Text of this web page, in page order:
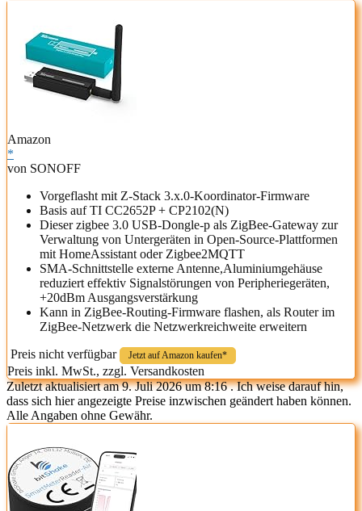
Amazon
*
von SONOFF
Vorgeflasht mit Z-Stack 3.x.0-Koordinator-Firmware
Basis auf TI CC2652P + CP2102(N)
Dieser zigbee 3.0 USB-Dongle-p als ZigBee-Gateway zur
Verwaltung von Untergeräten in Open-Source-Plattformen
mit HomeAssistant oder Zigbee2MQTT
SMA-Schnittstelle externe Antenne,Aluminiumgehäuse
reduziert effektiv Signalstörungen von Peripheriegeräten,
+20dBm Ausgangsverstärkung
Kann in ZigBee-Routing-Firmware flashen, als Router im
ZigBee-Netzwerk die Netzwerkreichweite erweitern
Preis nicht verfügbar
Jetzt auf Amazon kaufen*
Preis inkl. MwSt., zzgl. Versandkosten
Zuletzt aktualisiert am 9. Juli 2026 um 8:16 . Ich weise darauf hin,
dass sich hier angezeigte Preise inzwischen geändert haben können.
Alle Angaben ohne Gewähr.